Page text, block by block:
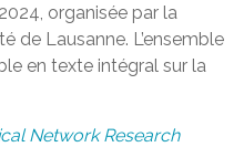
organisée par la
de Lausanne. L’ensemble
en texte intégral sur la
Network Research